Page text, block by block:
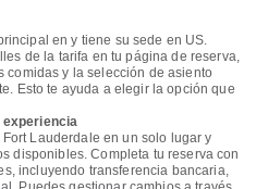
en y tiene su sede en US.
de la tarifa en tu página de reserva,
comidas y la selección de asiento
Esto te ayuda a elegir la opción que
experiencia
Lauderdale en un solo lugar y
disponibles. Completa tu reserva con
incluyendo transferencia bancaria,